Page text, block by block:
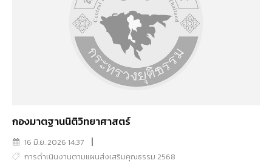
กองมาตฐานนิติวิทยาศาสตร์
16 มิ.ย. 2026 14:37
การดำเนินงานตามแผนส่งเสริมคุณธรรม 2568